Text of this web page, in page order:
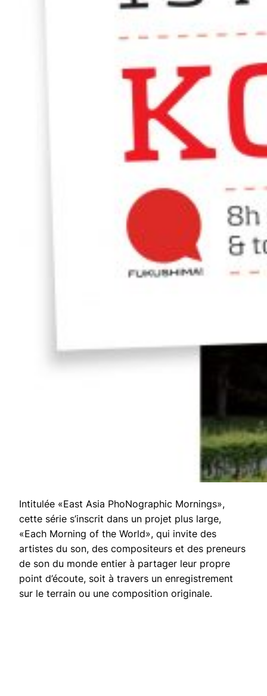
Intitulée «East Asia PhoNographic Mornings»,
cette série s’inscrit dans un projet plus large,
«Each Morning of the World», qui invite des
artistes du son, des compositeurs et des preneurs
de son du monde entier à partager leur propre
point d’écoute, soit à travers un enregistrement
sur le terrain ou une composition originale.